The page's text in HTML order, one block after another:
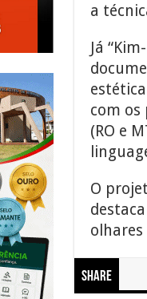
a
Já
com os
(RO e
O
Share